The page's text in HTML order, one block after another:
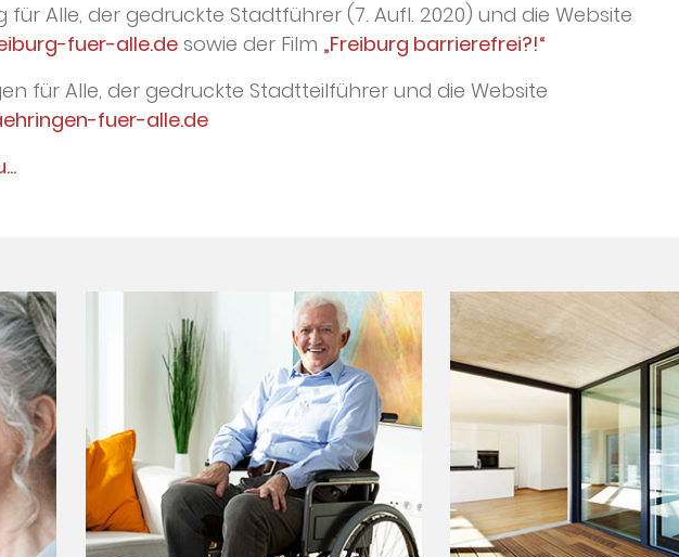
für Alle, der gedruckte Stadtführer (7. Aufl. 2020) und die Website
fuer-alle.desowie der Film „Freiburg barrierefrei?!“
für Alle, der gedruckte Stadtteilführer und die Website
fuer-alle.de